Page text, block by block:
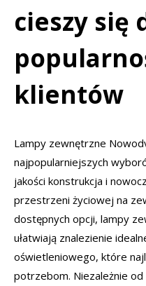
cieszy się
klientów
Lampy zewnętrzne
najpopularniejszych
jakości konstrukcja i
przestrzeni życiowej na
dostępnych opcji, lampy
ułatwiają znalezienie
oświetleniowego, które
potrzebom. Niezależnie